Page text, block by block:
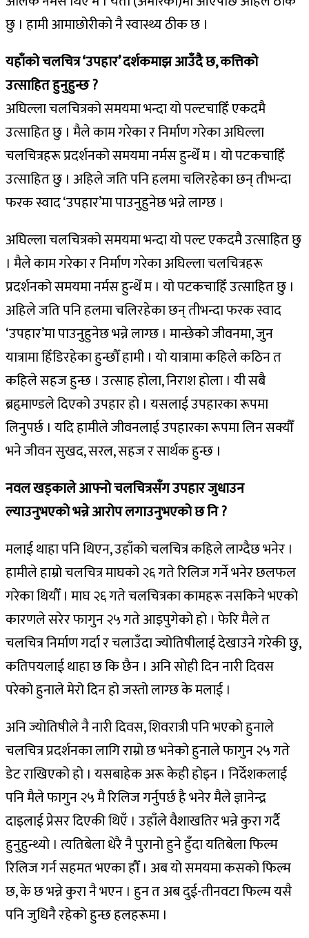
छु । हामी आमाछोरीको नै स्वास्थ्य ठीक छ ।
यहाँको चलचित्र ‘उपहार’ दर्शकमाझ आउँदै छ, कत्तिको
उत्साहित हुनुहुन्छ ?
अघिल्ला चलचित्रको समयमा भन्दा यो पल्टचाहिँ एकदमै
उत्साहित छु । मैले काम गरेका र निर्माण गरेका अघिल्ला
चलचित्रहरू प्रदर्शनको समयमा नर्मस हुन्थेँ म । यो पटकचाहिँ
उत्साहित छु । अहिले जति पनि हलमा चलिरहेका छन् तीभन्दा
फरक स्वाद ‘उपहार’मा पाउनुहुनेछ भन्ने लाग्छ ।
अघिल्ला चलचित्रको समयमा भन्दा यो पल्ट एकदमै उत्साहित छु
। मैले काम गरेका र निर्माण गरेका अघिल्ला चलचित्रहरू
प्रदर्शनको समयमा नर्मस हुन्थेँ म । यो पटकचाहिँ उत्साहित छु ।
अहिले जति पनि हलमा चलिरहेका छन् तीभन्दा फरक स्वाद
‘उपहार’मा पाउनुहुनेछ भन्ने लाग्छ । मान्छेको जीवनमा, जुन
यात्रामा हिँडिरहेका हुन्छौँ हामी । यो यात्रामा कहिले कठिन त
कहिले सहज हुन्छ । उत्साह होला, निराश होला । यी सबै
ब्रहृमाण्डले दिएको उपहार हो । यसलाई उपहारका रूपमा
लिनुपर्छ । यदि हामीले जीवनलाई उपहारका रूपमा लिन सक्यौँ
भने जीवन सुखद, सरल, सहज र सार्थक हुन्छ ।
नवल खड्काले आफ्नो चलचित्रसँग उपहार जुधाउन
ल्याउनुभएको भन्ने आरोप लगाउनुभएको छ नि ?
मलाई थाहा पनि थिएन, उहाँको चलचित्र कहिले लाग्दैछ भनेर ।
हामीले हाम्रो चलचित्र माघको २६ गते रिलिज गर्ने भनेर छलफल
गरेका थियौँ । माघ २६ गते चलचित्रका कामहरू नसकिने भएको
कारणले सरेर फागुन २५ गते आइपुगेको हो । फेरि मैले त
चलचित्र निर्माण गर्दा र चलाउँदा ज्योतिषीलाई देखाउने गरेकी छु,
कतिपयलाई थाहा छ कि छैन । अनि सोही दिन नारी दिवस
परेको हुनाले मेरो दिन हो जस्तो लाग्छ के मलाई ।
अनि ज्योतिषीले नै नारी दिवस, शिवरात्री पनि भएको हुनाले
चलचित्र प्रदर्शनका लागि राम्रो छ भनेको हुनाले फागुन २५ गते
डेट राखिएको हो । यसबाहेक अरू केही होइन । निर्देशकलाई
पनि मैले फागुन २५ मै रिलिज गर्नुपर्छ है भनेर मैले ज्ञानेन्द्र
दाइलाई प्रेसर दिएकी थिएँ । उहाँले वैशाखतिर भन्ने कुरा गर्दै
हुनुहुन्थ्यो । त्यतिबेला धेरै नै पुरानो हुने हुँदा यतिबेला फिल्म
रिलिज गर्न सहमत भएका हौँ । अब यो समयमा कसको फिल्म
छ, के छ भन्ने कुरा नै भएन । हुन त अब दुई-तीनवटा फिल्म यसै
पनि जुधिनै रहेको हुन्छ हलहरूमा ।